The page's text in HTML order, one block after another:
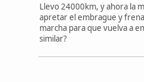
Llevo 24000km, y ahora la
apretar el embrague y
marcha para que vuelva a
similar?